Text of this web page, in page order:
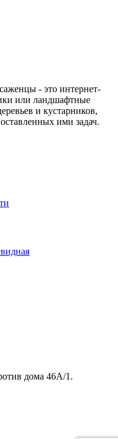
- это интернет-
или ландшафтные
и кустарников,
ими задач.
дома 46А/1.